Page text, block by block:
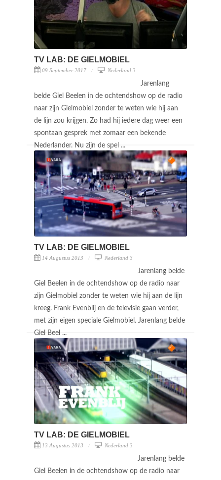
TV LAB: DE GIELMOBIEL
09 September 2017 Nederland 3
Jarenlang
belde Giel Beelen in de ochtendshow op de radio
naar zijn Gielmobiel zonder te weten wie hij aan
de lijn zou krijgen. Zo had hij iedere dag weer een
spontaan gesprek met zomaar een bekende
Nederlander. Nu zijn de spel ...
TV LAB: DE GIELMOBIEL
14 Augustus 2013 Nederland 3
Jarenlang belde
Giel Beelen in de ochtendshow op de radio naar
zijn Gielmobiel zonder te weten wie hij aan de lijn
kreeg. Frank Evenblij en de televisie gaan verder,
met zijn eigen speciale Gielmobiel. Jarenlang belde
Giel Beel ...
TV LAB: DE GIELMOBIEL
13 Augustus 2013 Nederland 3
Jarenlang belde
Giel Beelen in de ochtendshow op de radio naar